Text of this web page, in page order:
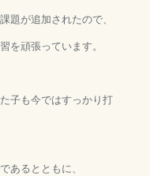
題が追加されたので、
を頑張っています。
子も今ではすっかり打
あるとともに、